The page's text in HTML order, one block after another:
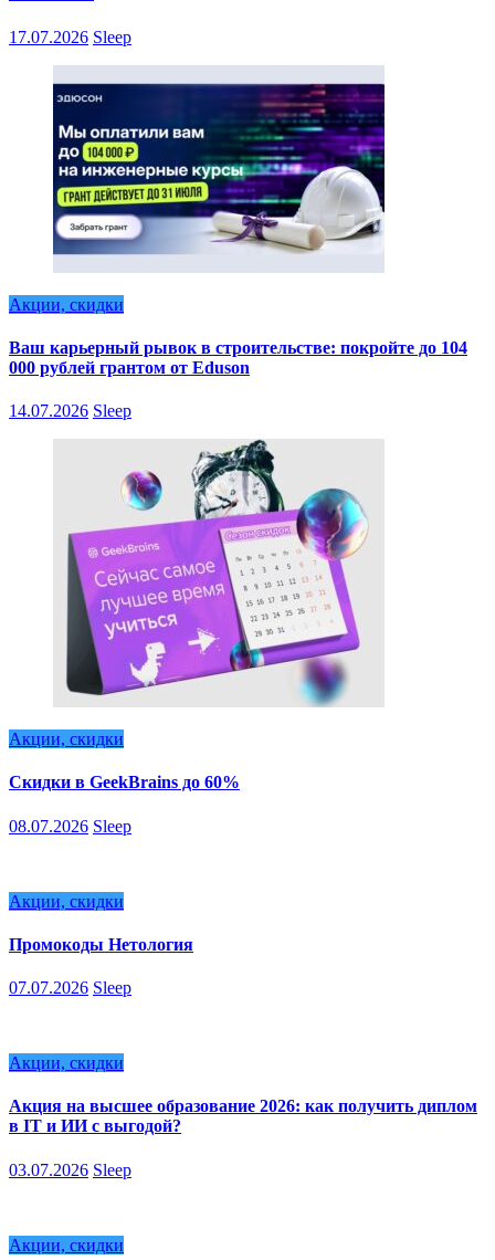
17.07.2026 Sleep
Акции, скидки
Ваш карьерный рывок в строительстве: покройте до 104
000 рублей грантом от Eduson
14.07.2026 Sleep
Акции, скидки
Скидки в GeekBrains до 60%
08.07.2026 Sleep
Акции, скидки
Промокоды Нетология
07.07.2026 Sleep
Акции, скидки
Акция на высшее образование 2026: как получить диплом
в IT и ИИ с выгодой?
03.07.2026 Sleep
Акции, скидки